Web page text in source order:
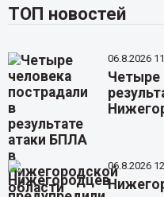
ТОП новостей
06.8.2026
Четыре
06.8.2026